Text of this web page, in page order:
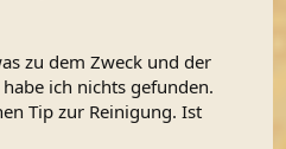
zu dem Zweck und der
ich nichts gefunden.
Tip zur Reinigung. Ist